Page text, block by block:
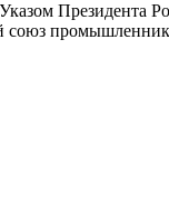
Президента
союз